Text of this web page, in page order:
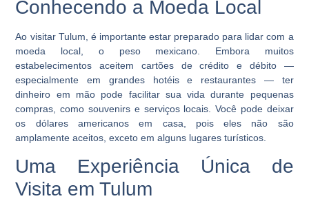
Conhecendo a Moeda Local
Ao visitar Tulum, é importante estar preparado para lidar com a
moeda local, o peso mexicano. Embora muitos
estabelecimentos aceitem cartões de crédito e débito —
especialmente em grandes hotéis e restaurantes — ter
dinheiro em mão pode facilitar sua vida durante pequenas
compras, como souvenirs e serviços locais. Você pode deixar
os dólares americanos em casa, pois eles não são
amplamente aceitos, exceto em alguns lugares turísticos.
Uma Experiência Única de
Visita em Tulum